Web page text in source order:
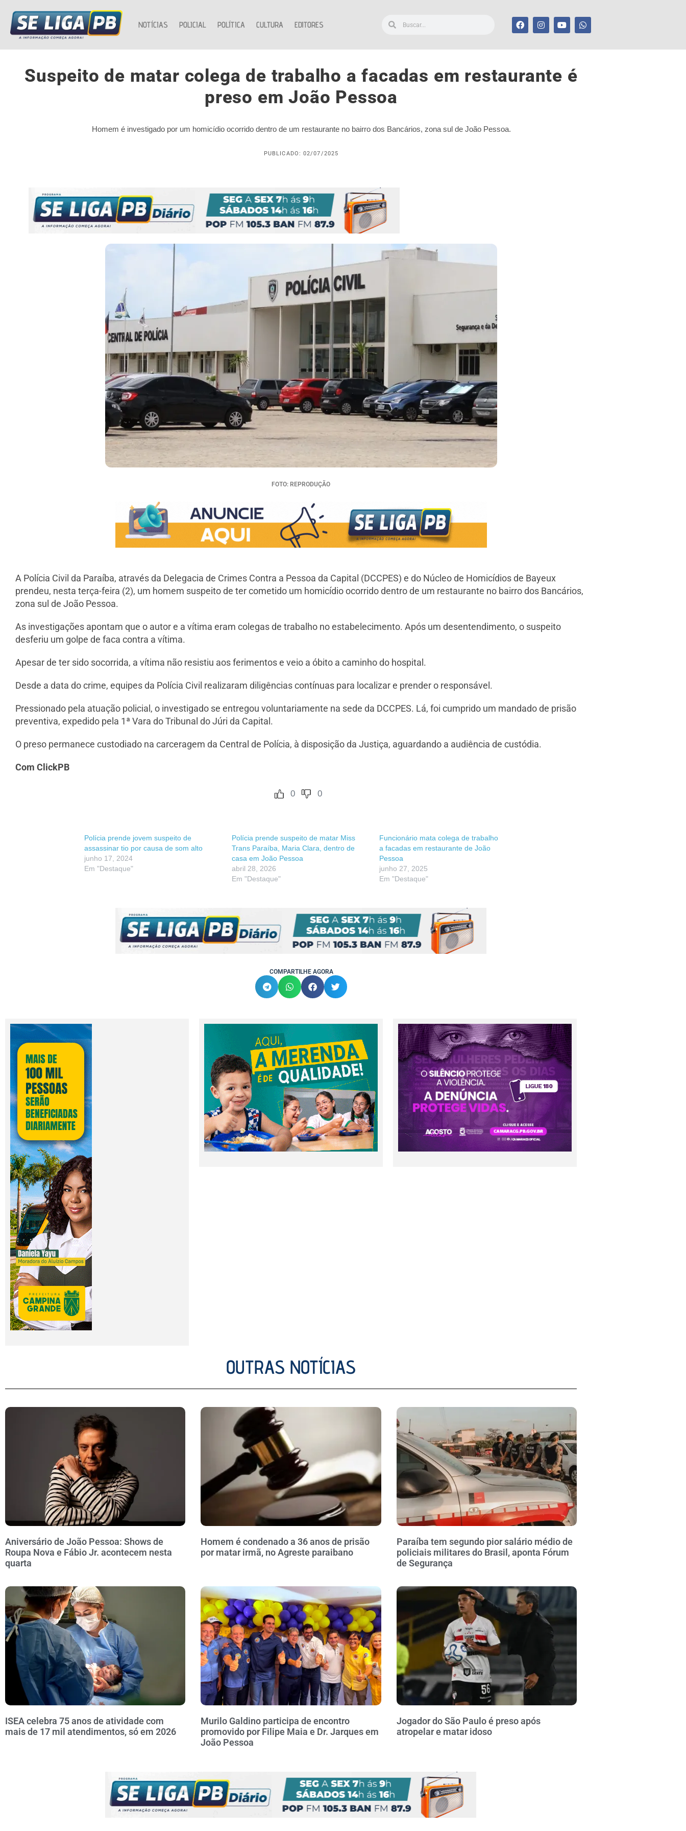
NOTÍCIAS POLICIAL POLÍTICA CULTURA EDITORES
Suspeito de matar colega de trabalho a facadas em restaurante é
preso em João Pessoa
Homem é investigado por um homicídio ocorrido dentro de um restaurante no bairro dos Bancários, zona sul de João Pessoa.
PUBLICADO: 02/07/2025
FOTO: REPRODUÇÃO
A Polícia Civil da Paraíba, através da Delegacia de Crimes Contra a Pessoa da Capital (DCCPES) e do Núcleo de Homicídios de Bayeux
prendeu, nesta terça-feira (2), um homem suspeito de ter cometido um homicídio ocorrido dentro de um restaurante no bairro dos Bancários,
zona sul de João Pessoa.
As investigações apontam que o autor e a vítima eram colegas de trabalho no estabelecimento. Após um desentendimento, o suspeito
desferiu um golpe de faca contra a vítima.
Apesar de ter sido socorrida, a vítima não resistiu aos ferimentos e veio a óbito a caminho do hospital.
Desde a data do crime, equipes da Polícia Civil realizaram diligências contínuas para localizar e prender o responsável.
Pressionado pela atuação policial, o investigado se entregou voluntariamente na sede da DCCPES. Lá, foi cumprido um mandado de prisão
preventiva, expedido pela 1ª Vara do Tribunal do Júri da Capital.
O preso permanece custodiado na carceragem da Central de Polícia, à disposição da Justiça, aguardando a audiência de custódia.
Com ClickPB
0 0
Polícia prende jovem suspeito de
assassinar tio por causa de som alto
junho 17, 2024
Em "Destaque"
Polícia prende suspeito de matar Miss
Trans Paraíba, Maria Clara, dentro de
casa em João Pessoa
abril 28, 2026
Em "Destaque"
Funcionário mata colega de trabalho
a facadas em restaurante de João
Pessoa
junho 27, 2025
Em "Destaque"
COMPARTILHE AGORA
OUTRAS NOTÍCIAS
Aniversário de João Pessoa: Shows de
Roupa Nova e Fábio Jr. acontecem nesta
quarta
Homem é condenado a 36 anos de prisão
por matar irmã, no Agreste paraibano
Paraíba tem segundo pior salário médio de
policiais militares do Brasil, aponta Fórum
de Segurança
ISEA celebra 75 anos de atividade com
mais de 17 mil atendimentos, só em 2026
Murilo Galdino participa de encontro
promovido por Filipe Maia e Dr. Jarques em
João Pessoa
Jogador do São Paulo é preso após
atropelar e matar idoso